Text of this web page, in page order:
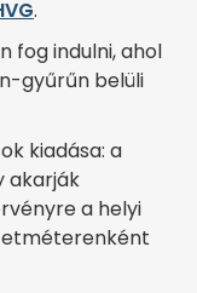
.
fog indulni, ahol
gyűrűn belüli
kiadása: a
akarják
a helyi